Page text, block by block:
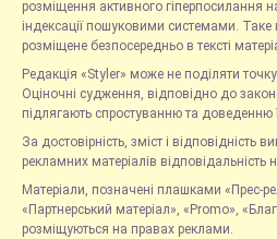
розміщення активного гіперпосилання
індексації пошуковими системами. Таке
розміщене безпосередньо в тексті
Редакція «Styler» може не поділяти точку
Оціночні судження, відповідно до
підлягають спростуванню та доведенню
За достовірність, зміст і відповідність
рекламних матеріалів відповідальність
Матеріали, позначені плашками «Прес-
«Партнерський матеріал», «Promo»,
розміщуються на правах реклами.